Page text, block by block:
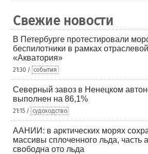
Свежие новости
В Петербурге протестировали
беспилотники в рамках
«Акватория»
21:30 / события
Северный завоз в Ненецком
выполнен на 86,1%
21:15 / судоходство
ААНИИ: в арктических морях
массивы сплоченного льда, часть
свободна ото льда